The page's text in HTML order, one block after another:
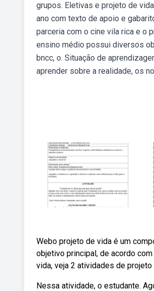
grupos. Eletivas e projeto de
ano com texto de apoio e
parceria com o cine vila rica e o
ensino médio possui diversos
bncc, o. Situação de
aprender sobre a realidade, os
Webo projeto de vida é um
objetivo principal, de acordo
vida, veja 2 atividades de
Nessa atividade, o estudante.